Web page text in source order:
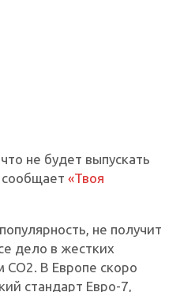
не будет выпускать
сообщает «Твоя
не получит
дело в жестких
СО2. В Европе скоро
стандарт Евро-7,